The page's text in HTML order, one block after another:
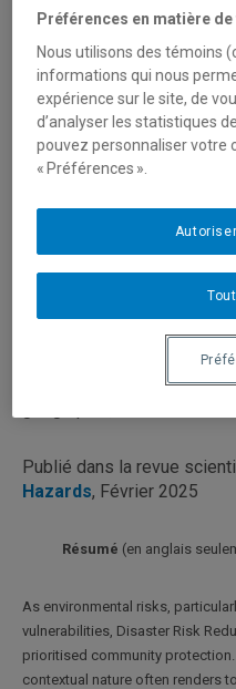
ARTICLE SCIENTIFIQUE
Four core
sociocultural
reduction in pursuit
AUTEUR.E.S
Marie-Hélène Graveline|
|
géographie, UQAM
Ursule Boyer-Vilmaire|
|
Publié dans la revue
Hazards, Février 2025
Résumé (en anglais
As environmental risks,
vulnerabilities, Disaster Risk
prioritised community protection.
contextual nature often renders
Préférences en matière
Nous utilisons des témoins
informations qui nous
expérience sur le site, de
d’analyser les statistiques
pouvez personnaliser votre
« Préférences ».